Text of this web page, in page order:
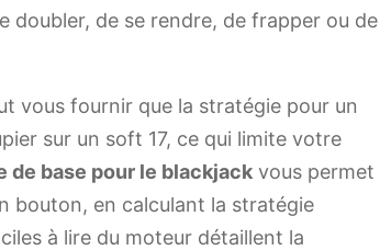
doubler, de se rendre, de frapper ou de
vous fournir que la stratégie pour un
sur un soft 17, ce qui limite votre
de base pour le blackjack vous permet
bouton, en calculant la stratégie
à lire du moteur détaillent la